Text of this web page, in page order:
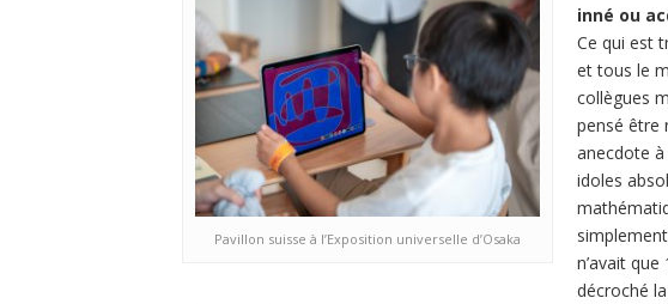
Pavillon suisse à l’Exposition universelle d’Osaka
inné ou
Ce qui est
et tous le
collègues
pensé être
anecdote
idoles
n’avait
décroché